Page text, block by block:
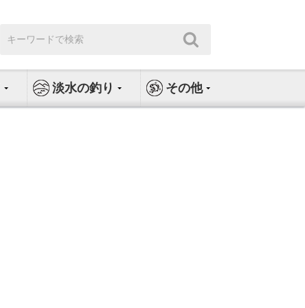
索:
淡水の釣り その他